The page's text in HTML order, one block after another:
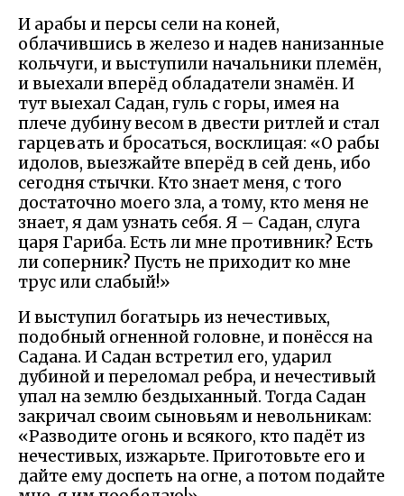
И арабы и персы сели на коней,
облачившись в железо и надев нанизанные
кольчуги, и выступили начальники племён,
и выехали вперёд обладатели знамён. И
тут выехал Садан, гуль с горы, имея на
плече дубину весом в двести ритлей и стал
гарцевать и бросаться, восклицая: «О рабы
идолов, выезжайте вперёд в сей день, ибо
сегодня стычки. Кто знает меня, с того
достаточно моего зла, а тому, кто меня не
знает, я дам узнать себя. Я – Садан, слуга
царя Гариба. Есть ли мне противник? Есть
ли соперник? Пусть не приходит ко мне
трус или слабый!»
И выступил богатырь из нечестивых,
подобный огненной головне, и понёсся на
Садана. И Садан встретил его, ударил
дубиной и переломал ребра, и нечестивый
упал на землю бездыханный. Тогда Садан
закричал своим сыновьям и невольникам:
«Разводите огонь и всякого, кто падёт из
нечестивых, изжарьте. Приготовьте его и
дайте ему доспеть на огне, а потом подайте